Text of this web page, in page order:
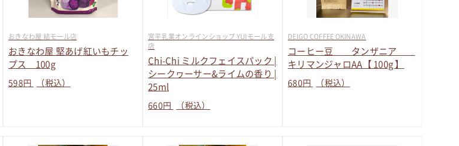
おきなわ屋 結モール店
おきなわ屋 堅あげ紅いもチッ
プス 100g
598円 （税込）
宮平乳業オンラインショップ YUIモール支
店
Chi-Chi ミルクフェイスパック |
シークヮーサー&ライムの香り |
25ml
660円 （税込）
DEIGO COFFEE OKINAWA
コーヒー豆 タンザニア
キリマンジャロAA【 100g 】
680円 （税込）